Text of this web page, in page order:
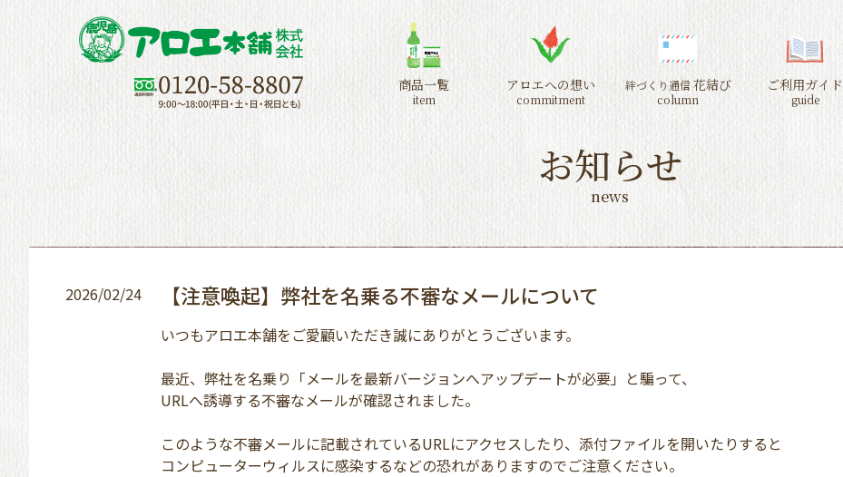
商品一覧
item
アロエへの想い
commitment
絆づくり通信花結び
column
ご利用ガイド
guide
カート
お知らせ
news
2026/02/24 【注意喚起】弊社を名乗る不審なメールについて
いつもアロエ本舗をご愛顧いただき誠にありがとうございます。
最近、弊社を名乗り「メールを最新バージョンへアップデートが必要」と騙って、
URLへ誘導する不審なメールが確認されました。
このような不審メールに記載されているURLにアクセスしたり、添付ファイルを開いたりすると
コンピューターウィルスに感染するなどの恐れがありますのでご注意ください。